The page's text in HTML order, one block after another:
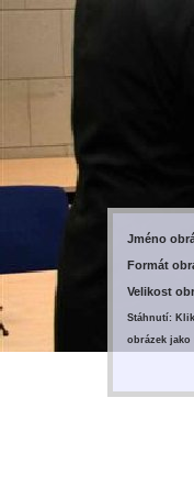
Jméno
Formát
Velikost
Stáhnutí:
obrázek jako